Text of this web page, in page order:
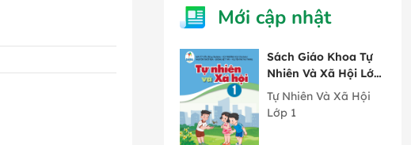
Mới cập nhật
Sách Giáo Khoa Tự
Nhiên Và Xã Hội Lớp
1 Cánh Diều
Tự Nhiên Và Xã Hội
Lớp 1